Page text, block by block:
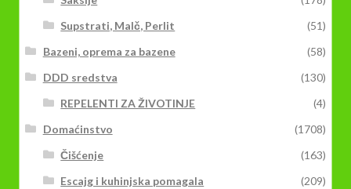
Supstrati, Malč, Perlit
(51)
Bazeni, oprema za bazene
(58)
DDD sredstva
(130)
REPELENTI ZA ŽIVOTINJE
(4)
Domaćinstvo
(1708)
Čišćenje
(163)
Escajg i kuhinjska pomagala
(209)